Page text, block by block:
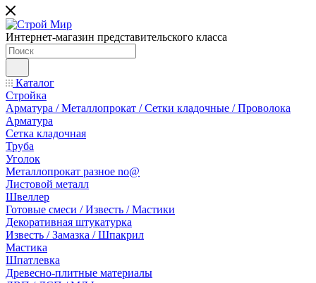
Интернет-магазин представительского класса
Каталог
Стройка
Арматура / Металлопрокат / Сетки кладочные / Проволока
Арматура
Сетка кладочная
Труба
Уголок
Металлопрокат разное no@
Листовой металл
Швеллер
Готовые смеси / Известь / Мастики
Декоративная штукатурка
Известь / Замазка / Шпакрил
Мастика
Шпатлевка
Древесно-плитные материалы